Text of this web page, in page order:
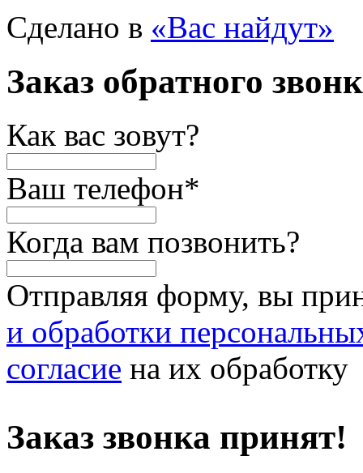
Сделано в «Вас найдут»
Заказ обратного
Как вас зовут?
Ваш телефон*
Когда вам позвонить?
Отправляя форму, вы
и обработки
согласие на их обработку
Заказ звонка принят!